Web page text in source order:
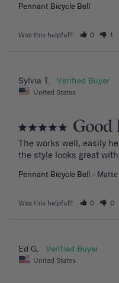
Pennant Bicycle Bell
Was this helpful? 0 1
Sylvia T.
United States
Good
The works well, easily
the style looks great
Pennant Bicycle Bell
Was this helpful? 0 0
Ed G.
United States